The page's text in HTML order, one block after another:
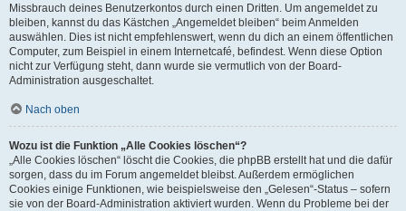
Missbrauch deines Benutzerkontos durch einen Dritten. Um angemeldet zu
bleiben, kannst du das Kästchen „Angemeldet bleiben“ beim Anmelden
auswählen. Dies ist nicht empfehlenswert, wenn du dich an einem öffentlichen
Computer, zum Beispiel in einem Internetcafé, befindest. Wenn diese Option
nicht zur Verfügung steht, dann wurde sie vermutlich von der Board-
Administration ausgeschaltet.
Nach oben
Wozu ist die Funktion „Alle Cookies löschen“?
„Alle Cookies löschen“ löscht die Cookies, die phpBB erstellt hat und die dafür
sorgen, dass du im Forum angemeldet bleibst. Außerdem ermöglichen
Cookies einige Funktionen, wie beispielsweise den „Gelesen“-Status – sofern
sie von der Board-Administration aktiviert wurden. Wenn du Probleme bei der